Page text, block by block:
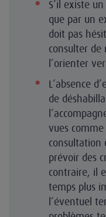
S’il existe
que par un
doit pas
consulter de
l’orienter
L’absence
de
vues
consultation
prévoir des
contraire, il
temps plus
l’éventuel